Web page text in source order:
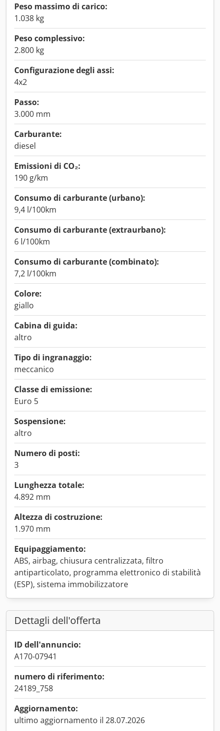
Peso massimo di carico:
1.038 kg
Peso complessivo:
2.800 kg
Configurazione degli assi:
4x2
Passo:
3.000 mm
Carburante:
diesel
Emissioni di CO₂:
190 g/km
Consumo di carburante (urbano):
9,4 l/100km
Consumo di carburante (extraurbano):
6 l/100km
Consumo di carburante (combinato):
7,2 l/100km
Colore:
giallo
Cabina di guida:
altro
Tipo di ingranaggio:
meccanico
Classe di emissione:
Euro 5
Sospensione:
altro
Numero di posti:
3
Lunghezza totale:
4.892 mm
Altezza di costruzione:
1.970 mm
Equipaggiamento:
ABS, airbag, chiusura centralizzata, filtro
antiparticolato, programma elettronico di stabilità
(ESP), sistema immobilizzatore
Dettagli dell'offerta
ID dell'annuncio:
A170-07941
numero di riferimento:
24189_758
Aggiornamento:
ultimo aggiornamento il 28.07.2026